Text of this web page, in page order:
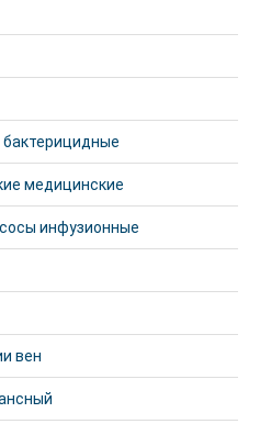
медицинские
инфузионные
вен